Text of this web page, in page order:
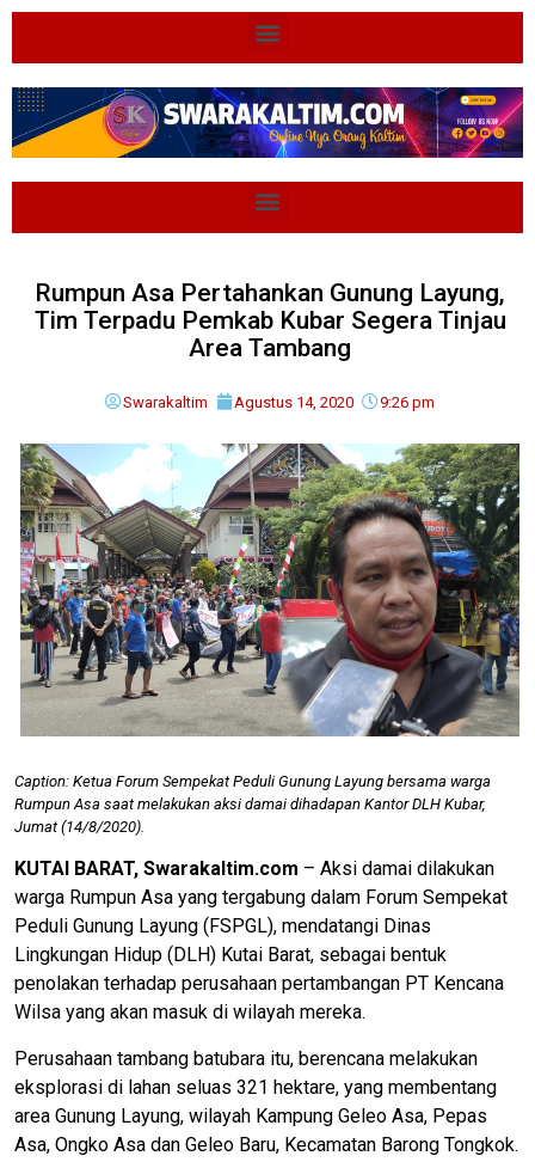
Rumpun Asa Pertahankan Gunung Layung,
Tim Terpadu Pemkab Kubar Segera Tinjau
Area Tambang
Swarakaltim Agustus 14, 2020 9:26 pm
Caption: Ketua Forum Sempekat Peduli Gunung Layung bersama warga
Rumpun Asa saat melakukan aksi damai dihadapan Kantor DLH Kubar,
Jumat (14/8/2020).
KUTAI BARAT, Swarakaltim.com – Aksi damai dilakukan
warga Rumpun Asa yang tergabung dalam Forum Sempekat
Peduli Gunung Layung (FSPGL), mendatangi Dinas
Lingkungan Hidup (DLH) Kutai Barat, sebagai bentuk
penolakan terhadap perusahaan pertambangan PT Kencana
Wilsa yang akan masuk di wilayah mereka.
Perusahaan tambang batubara itu, berencana melakukan
eksplorasi di lahan seluas 321 hektare, yang membentang
area Gunung Layung, wilayah Kampung Geleo Asa, Pepas
Asa, Ongko Asa dan Geleo Baru, Kecamatan Barong Tongkok.